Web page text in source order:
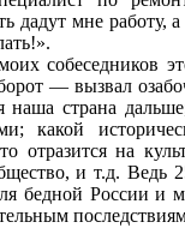
дадут мне работу,а
собеседников
— вызвал
наша страна
какой
отразитсяна
и т.д. Ведь
бедной Россиии